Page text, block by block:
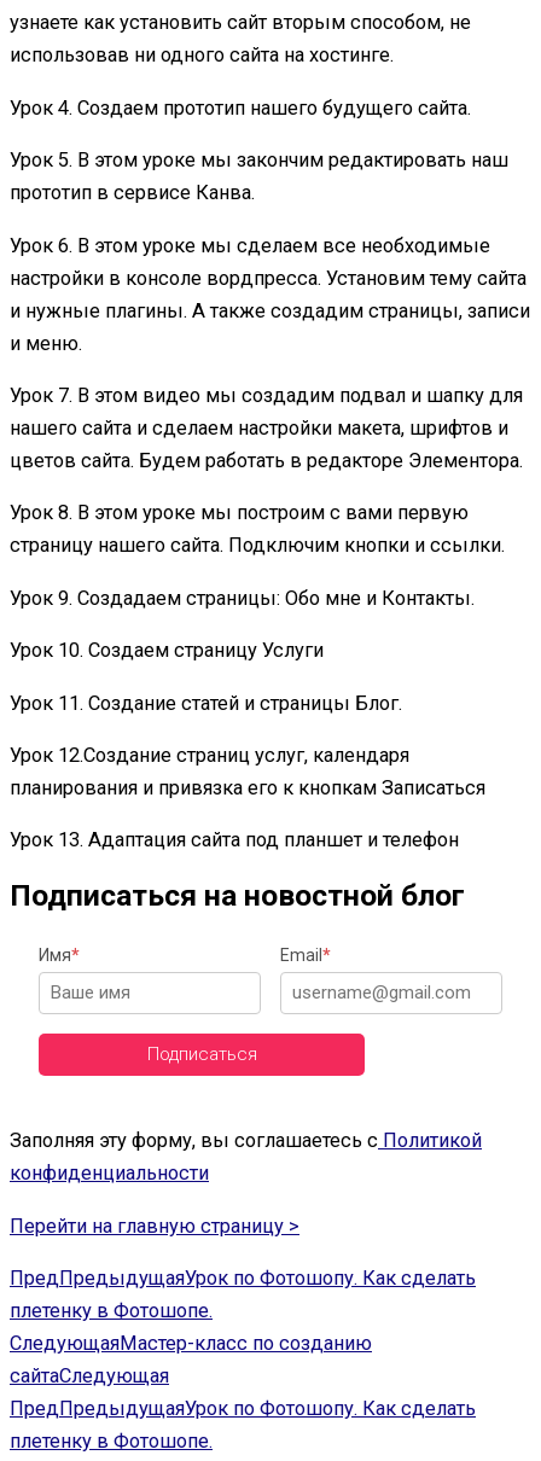
узнаете как установить сайт вторым способом, не
использовав ни одного сайта на хостинге.
Урок 4. Создаем прототип нашего будущего сайта.
Урок 5. В этом уроке мы закончим редактировать наш
прототип в сервисе Канва.
Урок 6. В этом уроке мы сделаем все необходимые
настройки в консоле вордпресса. Установим тему сайта
и нужные плагины. А также создадим страницы, записи
и меню.
Урок 7. В этом видео мы создадим подвал и шапку для
нашего сайта и сделаем настройки макета, шрифтов и
цветов сайта. Будем работать в редакторе Элементора.
Урок 8. В этом уроке мы построим с вами первую
страницу нашего сайта. Подключим кнопки и ссылки.
Урок 9. Создадаем страницы: Обо мне и Контакты.
Урок 10. Создаем страницу Услуги
Урок 11. Создание статей и страницы Блог.
Урок 12.Создание страниц услуг, календаря
планирования и привязка его к кнопкам Записаться
Урок 13. Адаптация сайта под планшет и телефон
Подписаться на новостной блог
Имя* Email *
Подписаться
Заполняя эту форму, вы соглашаетесь с Политикой
конфиденциальности
Перейти на главную страницу >
ПредПредыдущаяУрок по Фотошопу. Как сделать
плетенку в Фотошопе.
СледующаяМастер-класс по созданию
сайтаСледующая
ПредПредыдущаяУрок по Фотошопу. Как сделать
плетенку в Фотошопе.